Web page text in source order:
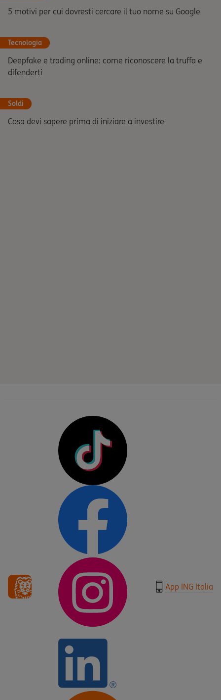
5 motivi per cui dovresti cercare il tuo nome su Google
Tecnologia
Deepfake e trading online: come riconoscere la truffa e
difenderti
Soldi
Cosa devi sapere prima di iniziare a investire
App ING Italia